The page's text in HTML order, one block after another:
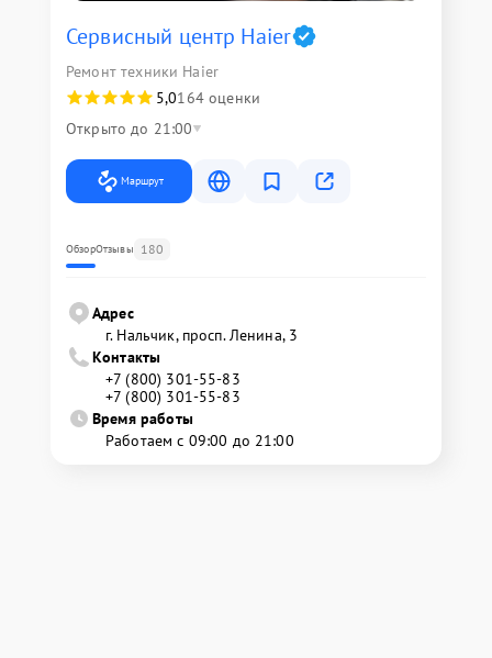
Сервисный центр Haier
Ремонт техники Haier
5,0164 оценки
Открыто до 21:00
Маршрут
ОбзорОтзывы 180
Адрес
г. Нальчик, просп. Ленина, 3
Контакты
+7 (800) 301-55-83
+7 (800) 301-55-83
Время работы
Работаем с 09:00 до 21:00